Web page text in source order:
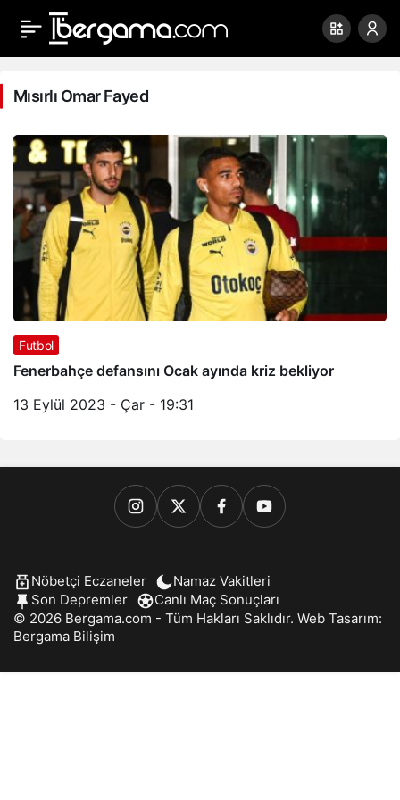
Mısırlı
Omar
Fayed
Haberleri
Mısırlı Omar Fayed
Futbol
Fenerbahçe defansını Ocak ayında kriz bekliyor
13 Eylül 2023 - Çar - 19:31
Nöbetçi Eczaneler
Namaz Vakitleri
Son Depremler
Canlı Maç Sonuçları
© 2026 Bergama.com - Tüm Hakları Saklıdır. Web Tasarım:
Bergama Bilişim